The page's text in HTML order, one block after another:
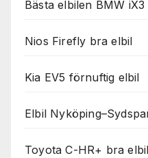
Bästa elbilen BMW iX3
Nios Firefly bra elbil
Kia EV5 förnuftig elbil
Elbil
Toyota C-HR+ bra elbil